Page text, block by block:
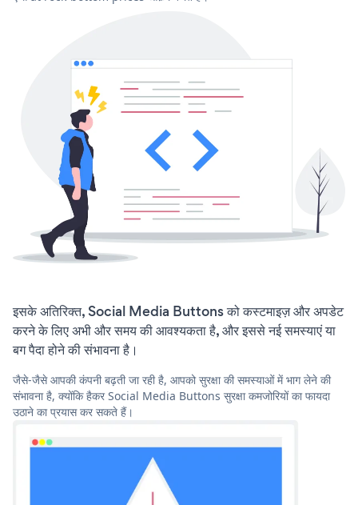
इसके अतिरिक्त, Social Media Buttons को कस्टमाइज़ और अपडेट
करने के लिए अभी और समय की आवश्यकता है, और इससे नई समस्याएं या
बग पैदा होने की संभावना है।
जैसे-जैसे आपकी कंपनी बढ़ती जा रही है, आपको सुरक्षा की समस्याओं में भाग लेने की
संभावना है, क्योंकि हैकर Social Media Buttons सुरक्षा कमजोरियों का फायदा
उठाने का प्रयास कर सकते हैं।